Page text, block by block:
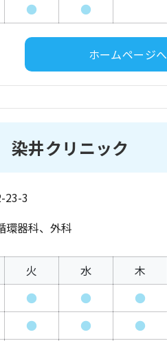
● ●
ホームページへ
井クリニック
23-3
環器科、外科
火 水 木
● ● ●
● ● ●